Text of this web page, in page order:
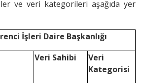
ve veri kategorileri aşağıda yer
İşleri Daire Başkanlığı
Veri Sahibi
Veri
Kategorisi